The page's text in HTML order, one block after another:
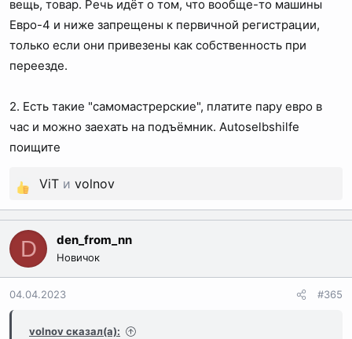
Собственно, 2 вопроса:
Что ответить им на их вопрос? Что означает это
подъемник в ближайший автосервис? ))
вещь, товар. Речь идёт о том, что вообще-то машины
Евро-4 и ниже запрещены к первичной регистрации,
только если они привезены как собственность при
переезде.
2. Есть такие "самомастрерские", платите пару евро в
час и можно заехать на подъёмник. Autoselbshilfe
поищите
Р
е
а
ц
ViT и volnov
D den_from_nn
Новичок
04.04.2023 #365
volnov сказал(а):